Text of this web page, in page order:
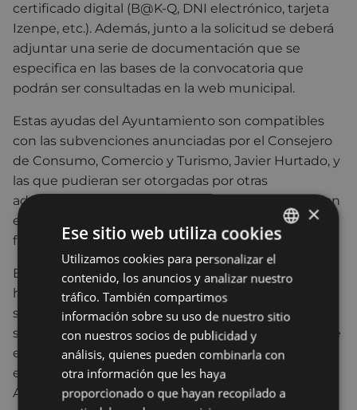
certificado digital (B@K-Q, DNI electrónico, tarjeta
Izenpe, etc.). Además, junto a la solicitud se deberá
adjuntar una serie de documentación que se
especifica en las bases de la convocatoria que
podrán ser consultadas en la web municipal.
Estas ayudas del Ayuntamiento son compatibles
con las subvenciones anunciadas por el Consejero
de Consumo, Comercio y Turismo, Javier Hurtado, y
las que pudieran ser otorgadas por otras
administraciones públicas o privadas que coincidan
en su objeto o en las que se contemple la misma
finalidad.
Este nuevo programa de ayudas para el sector
hostelero puesto en marcha por el Ayuntamiento
se inscribe en el marco del paquete de medidas
socioeconómicas que viene impulsando desde que
estallara la crisis de la pandemia del coronavirus. En
este caso concreto, la rápida reacción del
Ayuntamiento está motivada por las recientes
BASQUE
SPANISH
×
Ese sitio web utiliza cookies
Utilizamos cookies para personalizar el
contenido, los anuncios y analizar nuestro
tráfico. También compartimos
información sobre su uso de nuestro sitio
con nuestros socios de publicidad y
análisis, quienes pueden combinarla con
otra información que les haya
proporcionado o que hayan recopilado a